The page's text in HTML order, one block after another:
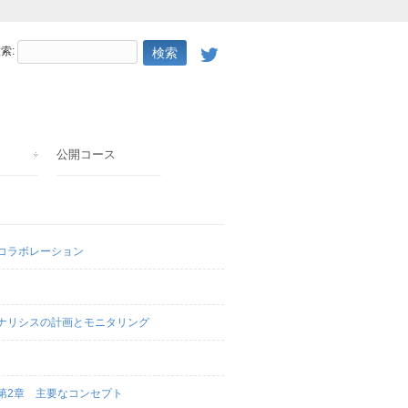
:
公開コース
ボレーション
シスの計画とモニタリング
主要なコンセプト